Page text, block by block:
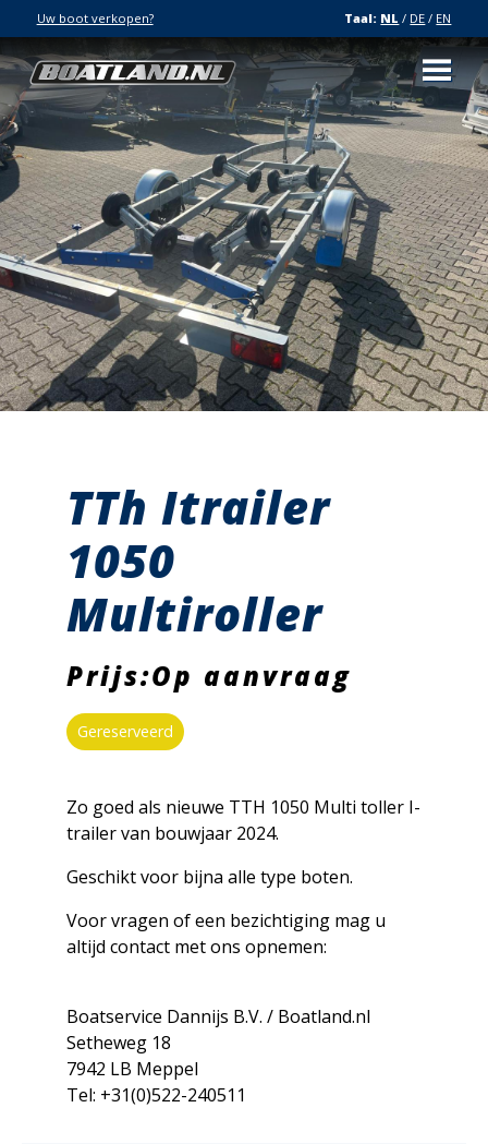
Uw boot verkopen? Taal: NL / DE / EN
TTh Itrailer
1050
Multiroller
Prijs:Op aanvraag
Gereserveerd
Zo goed als nieuwe TTH 1050 Multi toller I-
trailer van bouwjaar 2024.
Geschikt voor bijna alle type boten.
Voor vragen of een bezichtiging mag u
altijd contact met ons opnemen:
Boatservice Dannijs B.V. / Boatland.nl
Setheweg 18
7942 LB Meppel
Tel: +31(0)522-240511